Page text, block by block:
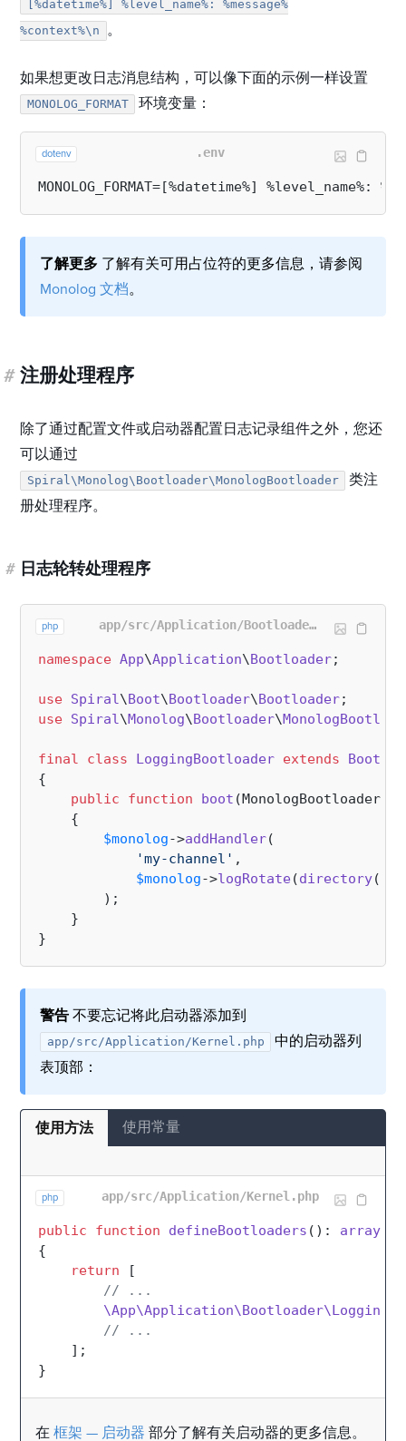
[%datetime%] %level_name%: %message%
%context%\n
。
如果想更改日志消息结构，可以像下面的示例一样设置
MONOLOG_FORMAT 环境变量：
dotenv .env
了解更多 了解有关可用占位符的更多信息，请参阅
Monolog 文档。
# 注册处理程序
除了通过配置文件或启动器配置日志记录组件之外，您还
可以通过
Spiral\Monolog\Bootloader\MonologBootloader
类注
册处理程序。
# 日志轮转处理程序
php app/src/Application/Bootloader/LoggingBootloader.php
namespace App\Application\Bootloader;
use Spiral\Boot\Bootloader\Bootloader
use Spiral\Monolog\Bootloader\
final class LoggingBootloader extends
{
public
function boot (MonologBootloader
{
$monolog->addHandler(
'my-channel' ,
$monolog->logRotate(directory(
        );
    }
警告 不要忘记将此启动器添加到
app/src/Application/Kernel.php
中的启动器列
表顶部：
使用方法 使用常量
php app/src/Application/Kernel.php
public function defineBootloaders ( ): array
{
return [
// ...
// ...
    ];
在框架 — 启动器 部分了解有关启动器的更多信息。